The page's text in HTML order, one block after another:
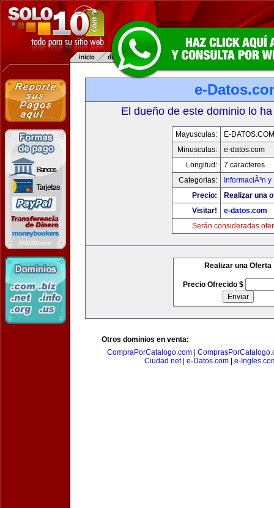
e-
El dueño de este dominio lo
Mayusculas:
E-DATOS.COM
Minusculas:
e-datos.com
Longitud:
7 caracteres
Categorias:
InformaciÃ³n
Precio:
Realizar una
Visitar!
e-datos.com
Serán consideradas
Realizar una Oferta
Precio Ofrecido $
Otros dominios en venta:
CompraPorCatalogo.com|
Ciudad.net| e-Datos.com e-